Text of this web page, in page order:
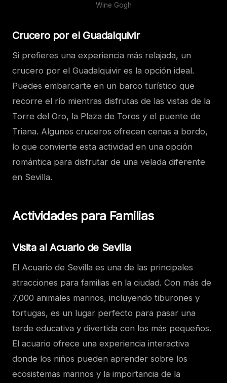
Wine Gogh
Crucero por el Guadalquivir
Si prefieres una experiencia más relajada, un
crucero por el Guadalquivir es la opción ideal.
Puedes embarcarte en un barco turístico que
recorre el río mientras disfrutas de las vistas de la
Torre del Oro, la Plaza de Toros y el puente de
Triana. Algunos cruceros ofrecen cenas a bordo,
lo que convierte esta actividad en una opción
romántica para disfrutar de una velada diferente
en Sevilla.
Actividades para Familias
Visita al Acuario de Sevilla
El Acuario de Sevilla es una de las principales
atracciones para familias en la ciudad. Con más de
7,000 animales marinos, incluyendo tiburones y
tortugas, es un lugar perfecto para pasar una
tarde educativa y divertida con los más pequeños.
El acuario ofrece una experiencia interactiva
donde los niños pueden aprender sobre los
ecosistemas marinos y la importancia de la